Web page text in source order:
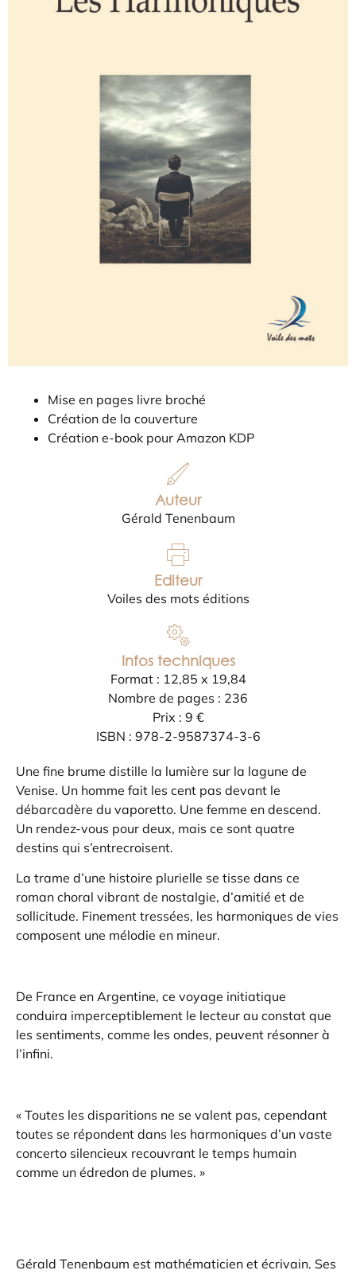
Mise en pages livre broché
Création de la couverture
Création e-book pour Amazon KDP
Auteur
Gérald Tenenbaum
Editeur
Voiles des mots éditions
Infos techniques
Format : 12,85 x 19,84
Nombre de pages : 236
Prix : 9 €
ISBN : 978-2-9587374-3-6
Une fine brume distille la lumière sur la lagune de
Venise. Un homme fait les cent pas devant le
débarcadère du vaporetto. Une femme en descend.
Un rendez-vous pour deux, mais ce sont quatre
destins qui s’entrecroisent.
La trame d’une histoire plurielle se tisse dans ce
roman choral vibrant de nostalgie, d’amitié et de
sollicitude. Finement tressées, les harmoniques de vies
composent une mélodie en mineur.
De France en Argentine, ce voyage initiatique
conduira imperceptiblement le lecteur au constat que
les sentiments, comme les ondes, peuvent résonner à
l’infini.
« Toutes les disparitions ne se valent pas, cependant
toutes se répondent dans les harmoniques d’un vaste
concerto silencieux recouvrant le temps humain
comme un édredon de plumes. »
Gérald Tenenbaum est mathématicien et écrivain. Ses